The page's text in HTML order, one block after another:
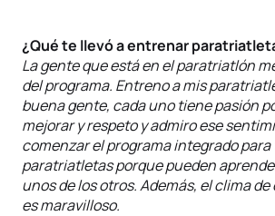
¿Qué te llevó a entrenar
La gente que está en el paratriatlón
del programa. Entreno a mis
buena gente, cada uno tiene pasión
mejorar y respeto y admiro ese
comenzar el programa integrado
paratriatletas porque pueden
unos de los otros. Además, el clima
es maravilloso.